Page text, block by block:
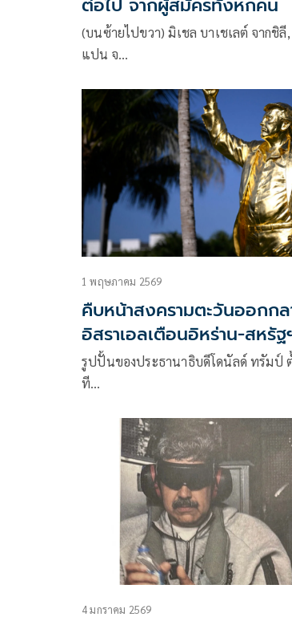
ต่อไป จากผู้สมัครทั้งหกคน
(บนซ้ายไปขวา) มิเชล บาเชเลต์ จากชิลี
แปน จ…
1 พฤษภาคม 2569
คืบหน้าสงครามตะวันออกก
อิสราเอลเตือนอิหร่าน-สหรั
เยอรมนี
รูปปั้นของประธานาธิบดีโดนัลด์ ทรัมป์
ที…
4 มกราคม 2569